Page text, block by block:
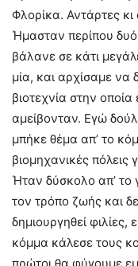
Φλορίκα. Αντάρτες κι
Ήμασταν περίπου
βάλανε σε κάτι
μία, και αρχίσαμε να
βιοτεχνία στην
αμείβονταν. Εγώ
μπήκε θέμα απ’ το
βιομηχανικές πόλεις
Ήταν δύσκολο απ’ το
τον τρόπο ζωής και
δημιουργηθεί
κόμμα κάλεσε τους